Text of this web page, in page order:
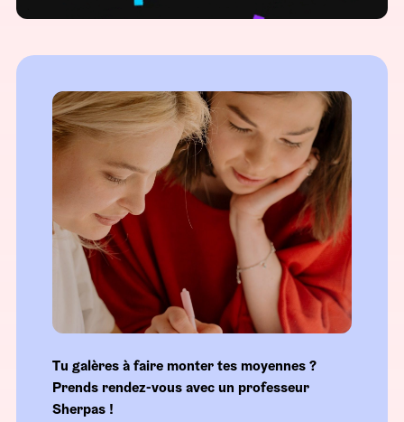
Tu galères à faire monter tes moyennes ?
Prends rendez-vous avec un professeur
Sherpas !